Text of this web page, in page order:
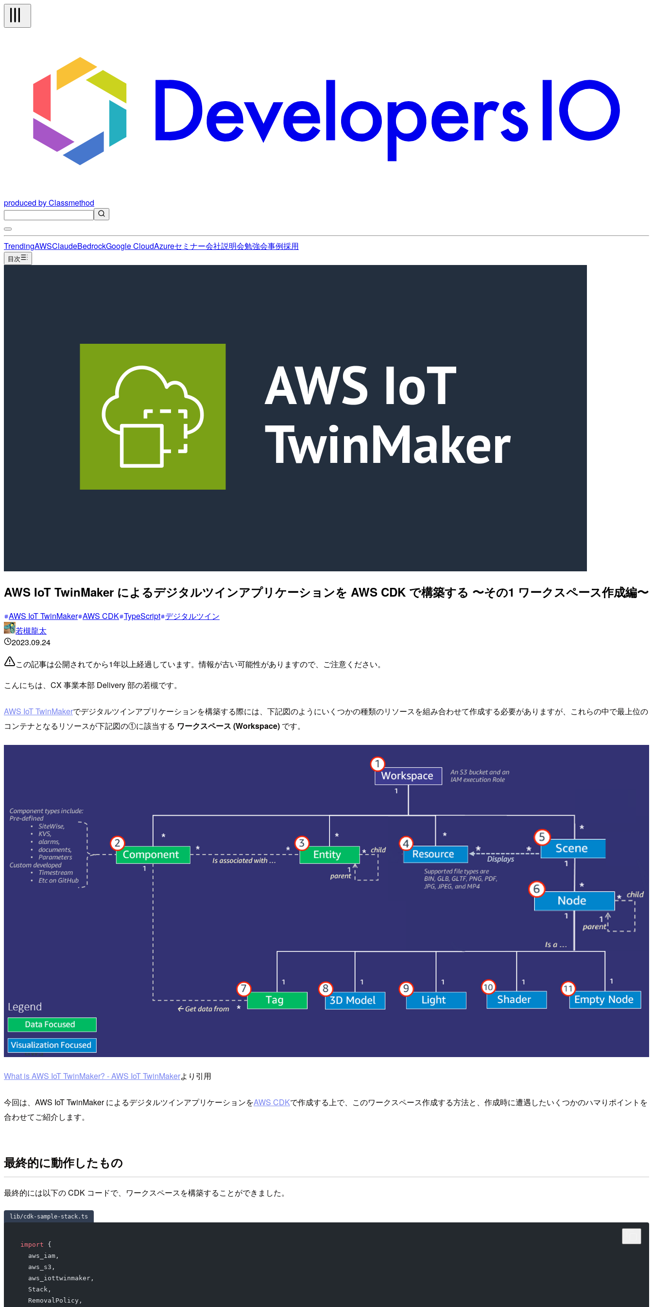
produced by Classmethod
TrendingAWSClaudeBedrockGoogle CloudAzureセミナー会社説明会勉強会事例採用
目次
AWS IoT TwinMaker によるデジタルツインアプリケーションを AWS CDK で構築する 〜その1 ワークスペース作成編〜
AWS IoT TwinMaker AWS CDK TypeScript デジタルツイン
若槻龍太
2023.09.24
この記事は公開されてから1年以上経過しています。情報が古い可能性がありますので、ご注意ください。
こんにちは、CX 事業本部 Delivery 部の若槻です。
AWS IoT TwinMakerでデジタルツインアプリケーションを構築する際には、下記図のようにいくつかの種類のリソースを組み合わせて作成する必要がありますが、これらの中で最上位の
コンテナとなるリソースが下記図の①に該当する ワークスペース (Workspace) です。
What is AWS IoT TwinMaker? - AWS IoT TwinMakerより引用
今回は、AWS IoT TwinMaker によるデジタルツインアプリケーションをAWS CDKで作成する上で、このワークスペース作成する方法と、作成時に遭遇したいくつかのハマりポイントを
合わせてご紹介します。
最終的に動作したもの
最終的には以下の CDK コードで、ワークスペースを構築することができました。
lib/cdk-sample-stack.ts
import {
  aws_iam,
  aws_s3,
  aws_iottwinmaker,
  Stack,
  RemovalPolicy,